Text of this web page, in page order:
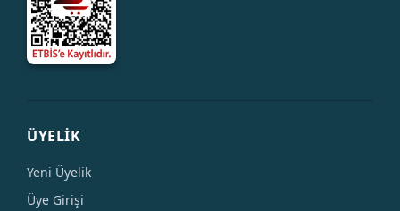
ÜYELİK
Yeni Üyelik
Üye Girişi